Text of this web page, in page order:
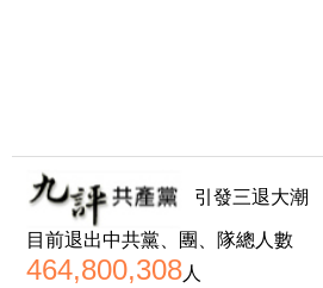
引發三退大潮
目前退出中共黨、團、隊總人數
464,800,308人